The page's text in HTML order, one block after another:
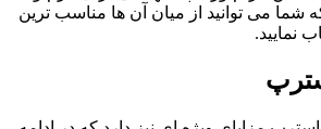
شما می‌ توانید از میان آن‌ ها مناسب‌ ترین
نمایید.